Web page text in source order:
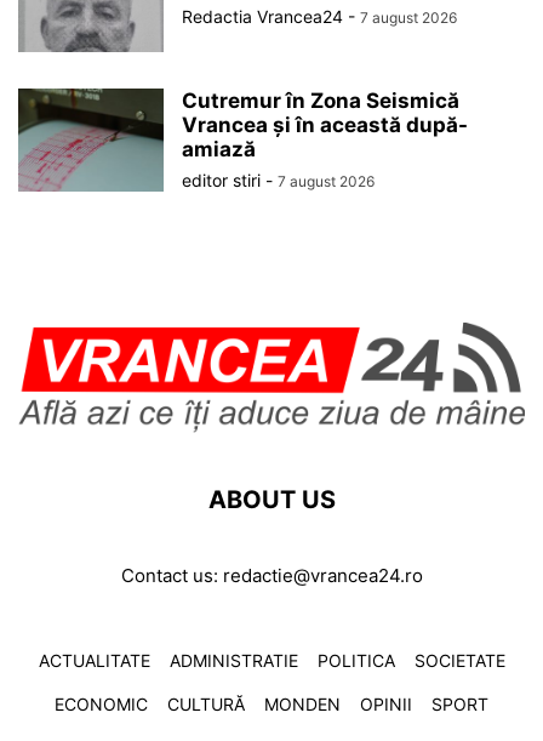
Redactia Vrancea24 - 7 august 2026
Cutremur în Zona Seismică
Vrancea și în această după-
amiază
editor stiri - 7 august 2026
ABOUT US
Contact us: redactie@vrancea24.ro
ACTUALITATE ADMINISTRATIE POLITICA SOCIETATE
ECONOMIC CULTURĂ MONDEN OPINII SPORT